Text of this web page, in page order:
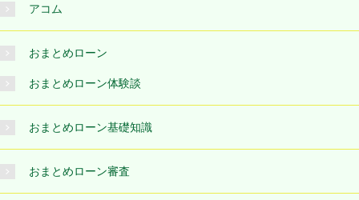
アコム
おまとめローン
おまとめローン体験談
おまとめローン基礎知識
おまとめローン審査